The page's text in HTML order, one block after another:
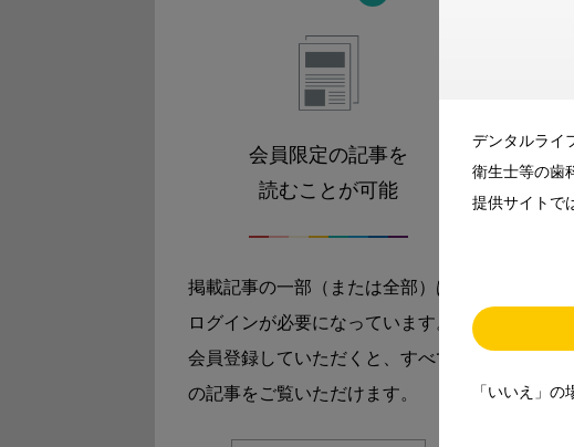
デンタルライ
衛生士等の歯
提供サイトで
「いいえ」
会員限定の記事を
読むことが可能
掲載記事の一部（または全部）は
ログインが必要になっています。
会員登録していただくと、すべて
の記事をご覧いただけます。